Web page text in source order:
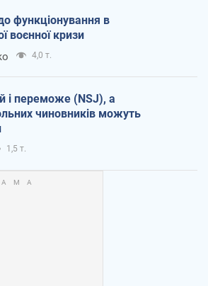
функціонування в
воєнної кризи
4,0 т.
і переможе (NSJ), а
чиновників можуть
1,5 т.